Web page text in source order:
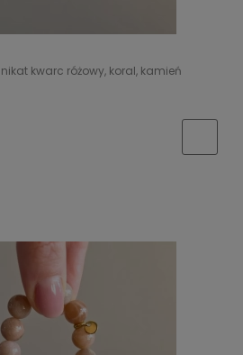
kwarc różowy, koral, kamień